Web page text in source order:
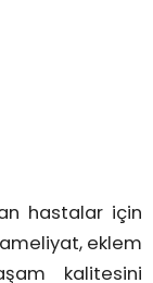
hastalar için
eklem
kalitesini